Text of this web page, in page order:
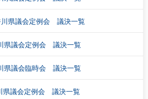
川県議会定例会 議決一覧
県議会定例会 議決一覧
県議会臨時会 議決一覧
県議会定例会 議決一覧